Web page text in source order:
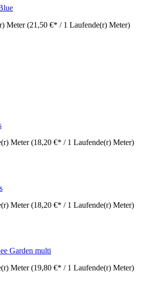
Meter(21,50 €* / 1 Laufende(r) Meter)
Meter(18,20 €* / 1 Laufende(r) Meter)
Meter(18,20 €* / 1 Laufende(r) Meter)
Garden multi
Meter(19,80 €* / 1 Laufende(r) Meter)